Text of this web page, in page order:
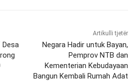
Desa
Artikulli tjetër
Negara Hadir untuk Bayan,
Pemprov NTB dan
Kementerian Kebudayaan
Bangun Kembali Rumah Adat